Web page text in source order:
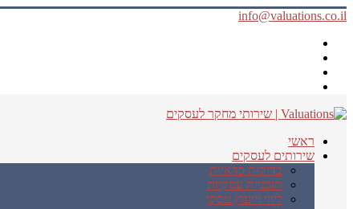
info@valuations.co.il
ראשי
שירותים לעסקים
בדיקות כדאיות
תוכניות עסקיות
ליווי וייעוץ עסקי